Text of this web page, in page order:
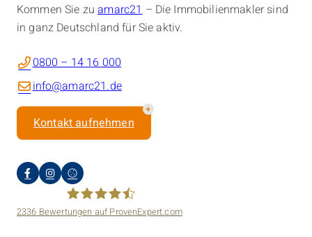
Kommen Sie zuamarc21– Die Immobilienmakler sind
in ganz Deutschland für Sie aktiv.
0800 – 14 16 000
info@amarc21.de
Kontakt aufnehmen
2336 Bewertungen auf ProvenExpert.com